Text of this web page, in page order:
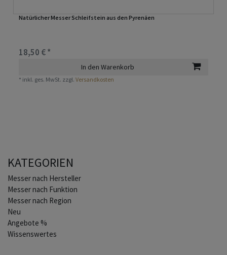
Natürlicher Messer Schleifstein aus den Pyrenäen
18,50 € *
In den Warenkorb
* inkl. ges. MwSt. zzgl.Versandkosten
KATEGORIEN
Home
Messer nach Hersteller
Messer nach Funktion
Messer nach Region
Neu
Angebote %
Wissenswertes